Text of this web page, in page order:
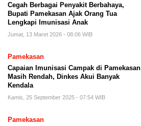
Cegah Berbagai Penyakit Berbahaya,
Bupati Pamekasan Ajak Orang Tua
Lengkapi Imunisasi Anak
Jumat, 13 Maret 2026 - 08:06 WIB
Pamekasan
Capaian Imunisasi Campak di Pamekasan
Masih Rendah, Dinkes Akui Banyak
Kendala
Kamis, 25 September 2025 - 07:54 WIB
Pamekasan